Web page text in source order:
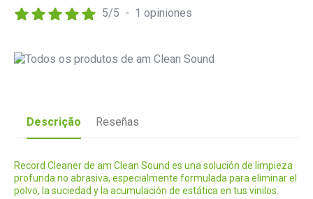
5/5 - 1 opiniones
Descrição Reseñas
Record Cleaner de am Clean Sound es una solución de limpieza
profunda no abrasiva, especialmente formulada para eliminar el
polvo, la suciedad y la acumulación de estática en tus vinilos.